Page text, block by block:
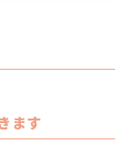
ます